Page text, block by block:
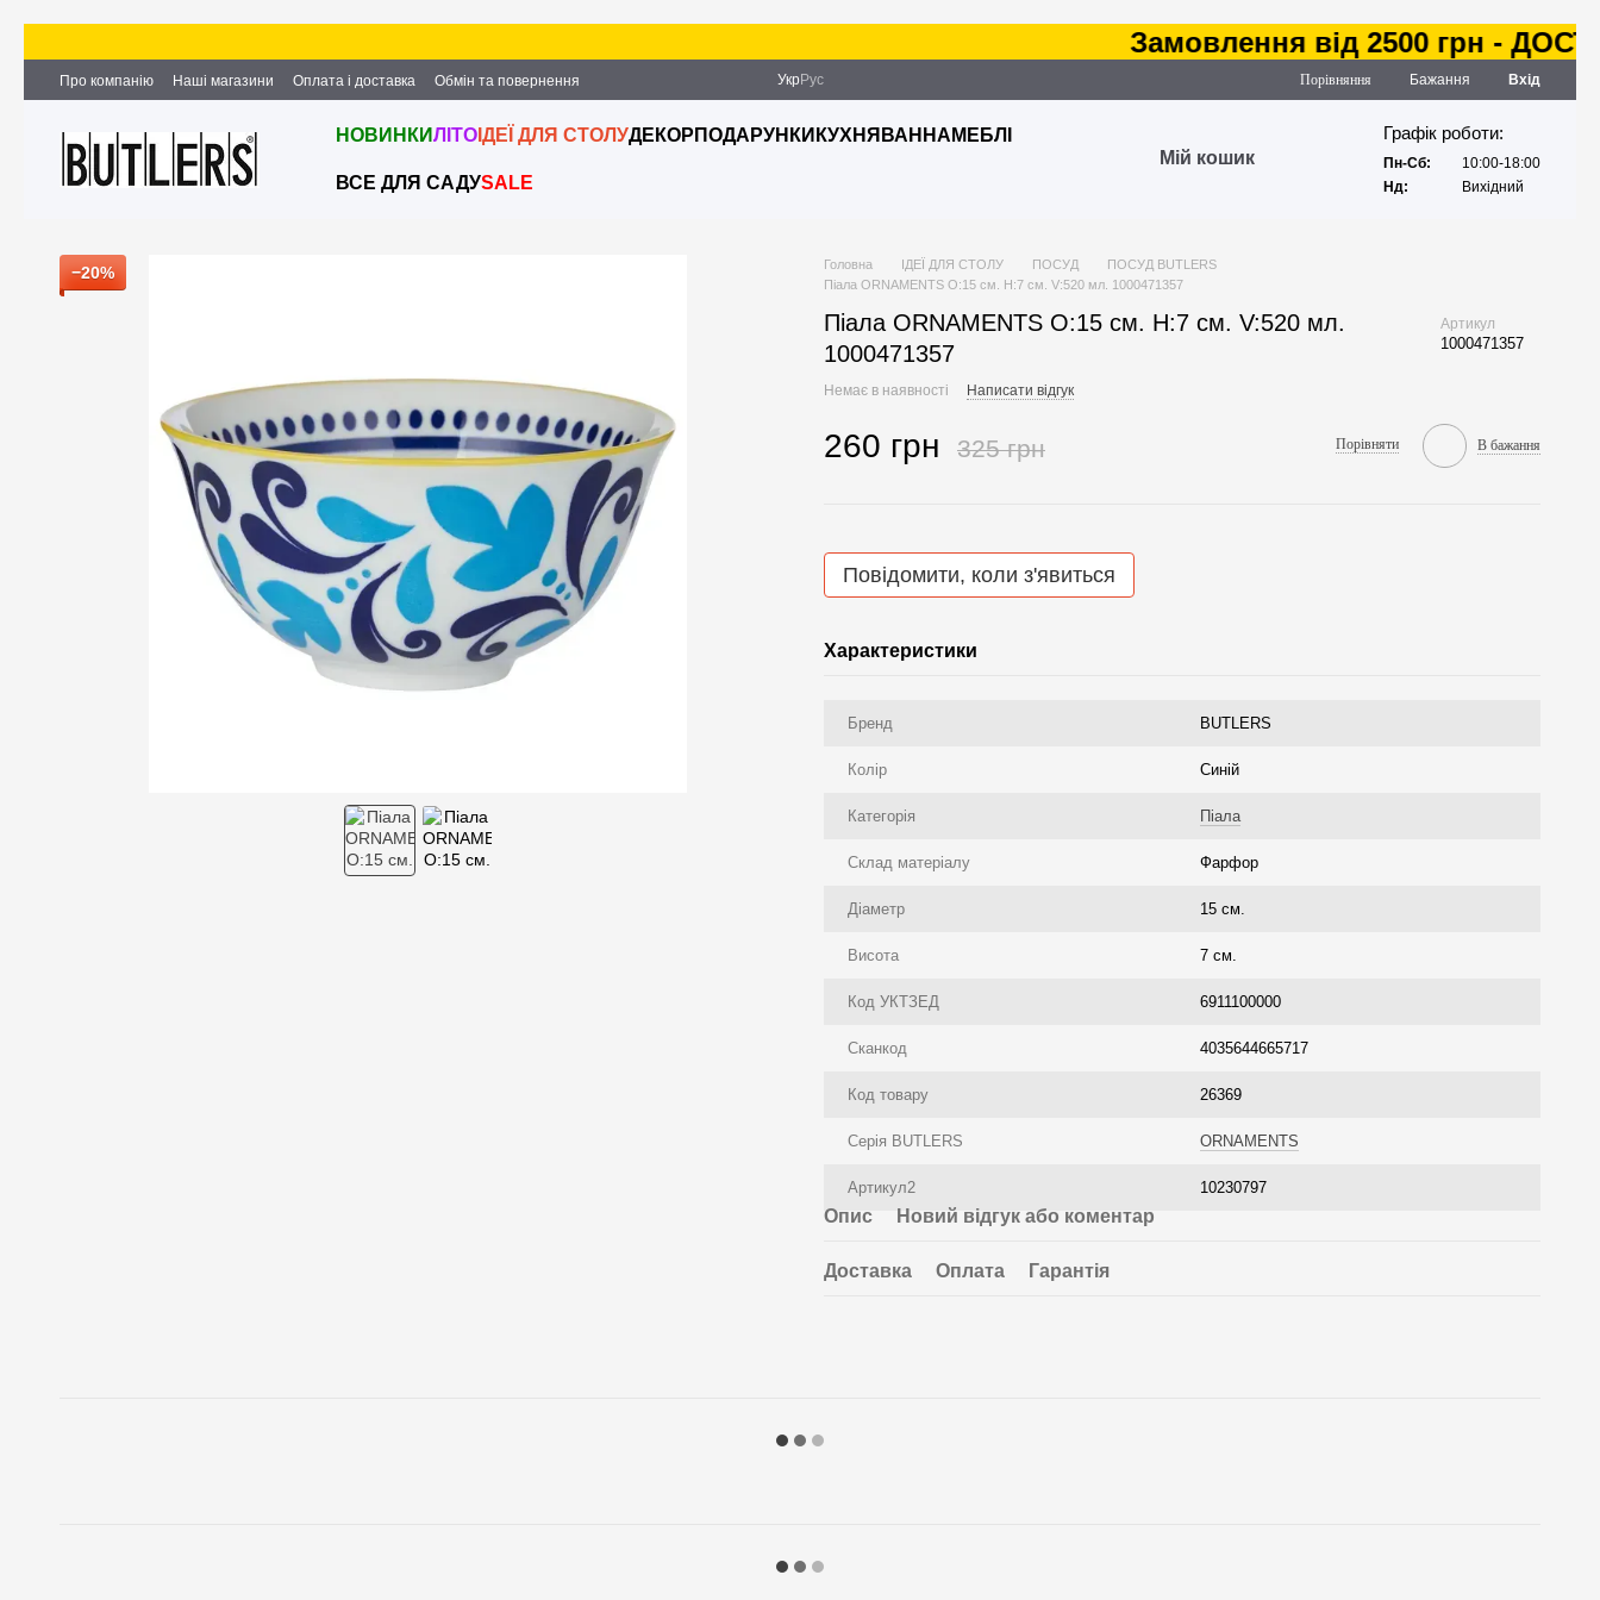
Замовлення від 2500 грн -
Про компанію Наші магазини Оплата і доставка
Обмін та повернення
Партнерство та співпраця
Вакансії Контактна інформація
Укр Рус Порівняння Бажання Вхід
НОВИНКИЛІТО ІДЕЇ ДЛЯ СТОЛУДЕКОР ПОДАРУНКИ КУХНЯ ВАННА МЕБЛІ
ВСЕ ДЛЯ САДУSALE
Мій кошик
Графік роботи:
Пн-Сб:
10:00-18:00
Нд:
Вихідний
−20% Головна ІДЕЇ ДЛЯ СТОЛУ ПОСУД
ПОСУД BUTLERS
Піала ORNAMENTS O:15 см. H:7 см. V:520 мл. 1000471357
Піала ORNAMENTS O:15 см. H:7 см. V:520 мл.
1000471357
Артикул
1000471357
Немає в наявності Написати відгук
260 грн 325 грн Порівняти В бажання
Повідомити, коли з'явиться
Характеристики
Бренд BUTLERS
Колір Синій
Категорія Піала
Склад матеріалу Фарфор
Діаметр 15 см.
Висота 7 см.
Код УКТЗЕД 6911100000
Сканкод 4035644665717
Код товару 26369
Серія BUTLERS ORNAMENTS
Артикул2 10230797
Опис Новий відгук або коментар
Доставка Оплата Гарантія